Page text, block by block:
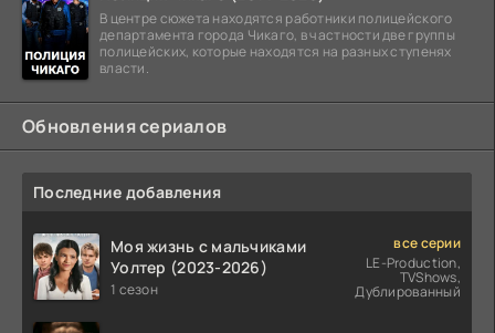
В центре сюжета находятся работники полицейского
департамента города Чикаго, в частности две группы
полицейских, которые находятся на разных ступенях
власти.
Обновления сериалов
Последние добавления
Моя жизнь с мальчиками
Уолтер (2023-2026)
1 сезон
все серии
LE-Production,
TVShows,
Дублированный